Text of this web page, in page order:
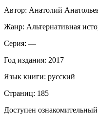
Автор: Анатолий
Жанр: Альтернативная
Серия: —
Год издания: 2017
Язык книги: русский
Страниц: 185
Доступен